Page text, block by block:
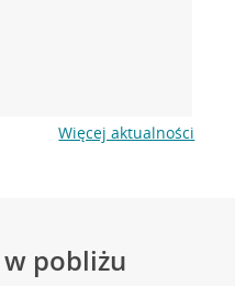
Więcej aktualności
pobliżu